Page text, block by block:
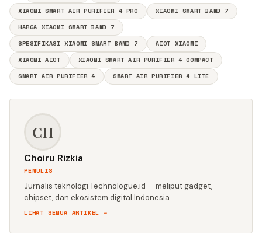
XIAOMI SMART AIR PURIFIER 4 PRO
XIAOMI SMART BAND 7
HARGA XIAOMI SMART BAND 7
SPESIFIKASI XIAOMI SMART BAND 7
AIOT XIAOMI
XIAOMI AIOT
XIAOMI SMART AIR PURIFIER 4 COMPACT
SMART AIR PURIFIER 4
SMART AIR PURIFIER 4 LITE
CH
Choiru Rizkia
PENULIS
Jurnalis teknologi Technologue.id — meliput gadget,
chipset, dan ekosistem digital Indonesia.
LIHAT SEMUA ARTIKEL →